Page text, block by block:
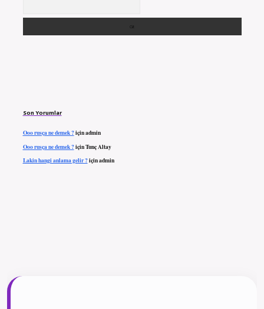
Son Yorumlar
Ooo rusça ne demek ?içinadmin
Ooo rusça ne demek ?içinTunç Altay
Lakin hangi anlama gelir ?içinadmin